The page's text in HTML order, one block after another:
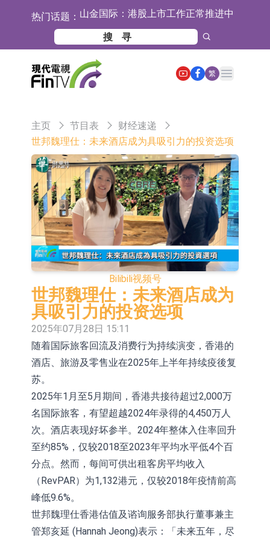
热门话题： 【异动股】港股跌幅榜前十，九福来
(08611.HK)跌21.43%，天瑞汽车内饰
(06162.HK)跌18.44%
【异动股】港股涨幅榜前十，佳明集
团控股(01271.HK)涨+78.22%，拿森
斯迪克：公司为国内折叠屏核心功能
目标客户的测试认证
上期所：7月份对11个实际控制关系
账户组采取限制开仓的监管措施
特发服务：成功中标哔哩哔哩上海滨
江总部物业服务项目
亚太股份：公司是零跑汽车和
Stellantis集团的供应商
理工雷科面向边缘AI场景推出"山
海"系列智算模组 系列产品基于国产
CPU与GPU构建
【异动股】医疗研发外包板块拉升，
博腾股份(300363.CN)涨20.02%
日韩股市收盘双双下跌
依米康：海外交付以东南亚、中东市
场为主 并已取得欧美相关认证
上交所：财通多策略福鑫定期开放灵
活配置混合型发起式证券投资基金临
时停牌
上交所：景顺长城全球半导体芯片产
业股票型证券投资基金临时停牌
【异动股】港股跌幅榜前十，卡森国
(08611.HK)跌21.01%
技(02261.HK)涨+75.05%，辰兴发展
(02286.HK)涨+64.91%
神火股份：新疆神火铝水转化率已
100%
【异动股】焦炭Ⅲ板块下挫，陕西黑
猫(601015.CN)跌8.38%
浙江证监局对财通证券股份有限公司
采取出具警示函措施
繁
Open main menu
主页 节目表
财经速递
世邦魏理仕：未来酒店成为具吸引力的投资选项
Bilibili视频号
世邦魏理仕：未来酒店成为
具吸引力的投资选项
2025年07月28日 15:11
随着国际旅客回流及消费行为持续演变，香港的
酒店、旅游及零售业在2025年上半年持续疫後复
苏。
2025年1月至5月期间，香港共接待超过2,000万
名国际旅客，有望超越2024年录得的4,450万人
次。酒店表现好坏参半。2024年整体入住率回升
至约85%，仅较2018至2023年平均水平低4个百
分点。然而，每间可供出租客房平均收入
（RevPAR）为1,132港元，仅较2018年疫情前高
峰低9.6%。
世邦魏理仕香港估值及谘询服务部执行董事兼主
管郑亥延 (Hannah Jeong)表示：「未来五年，尽